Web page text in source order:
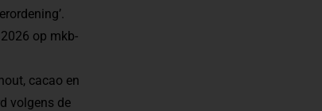
op mkb-
cacao en
volgens de